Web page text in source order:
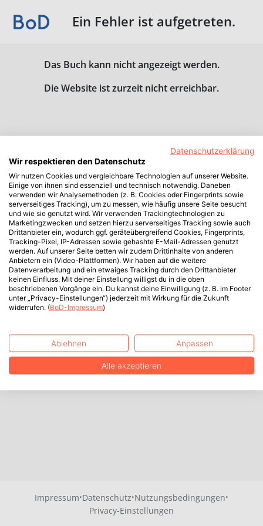
Ein Fehler ist aufgetreten.
Das Buch kann nicht angezeigt werden.
Die Website ist zurzeit nicht erreichbar.
Impressum·Datenschutz·Nutzungsbedingungen·
Privacy-Einstellungen
Datenschutzerklärung
Wir respektieren den Datenschutz
Wir nutzen Cookies und vergleichbare Technologien auf unserer Website.
Einige von ihnen sind essenziell und technisch notwendig. Daneben
verwenden wir Analysemethoden (z. B. Cookies oder Fingerprints sowie
serverseitiges Tracking), um zu messen, wie häufig unsere Seite besucht
und wie sie genutzt wird. Wir verwenden Trackingtechnologien zu
Marketingzwecken und setzen hierzu serverseitiges Tracking sowie auch
Drittanbieter ein, wodurch ggf. geräteübergreifend Cookies, Fingerprints,
Tracking-Pixel, IP-Adressen sowie gehashte E-Mail-Adressen genutzt
werden. Auf unserer Seite betten wir zudem Drittinhalte von anderen
Anbietern ein (Video-Plattformen). Wir haben auf die weitere
Datenverarbeitung und ein etwaiges Tracking durch den Drittanbieter
keinen Einfluss. Mit deiner Einstellung willigst du in die oben
beschriebenen Vorgänge ein. Du kannst deine Einwilligung (z. B. im Footer
unter „Privacy-Einstellungen“) jederzeit mit Wirkung für die Zukunft
widerrufen. (BoD-Impressum)
Ablehnen Anpassen
Alle akzeptieren